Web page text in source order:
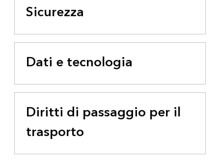
Sicurezza
Dati e tecnologia
Diritti di passaggio per il
trasporto